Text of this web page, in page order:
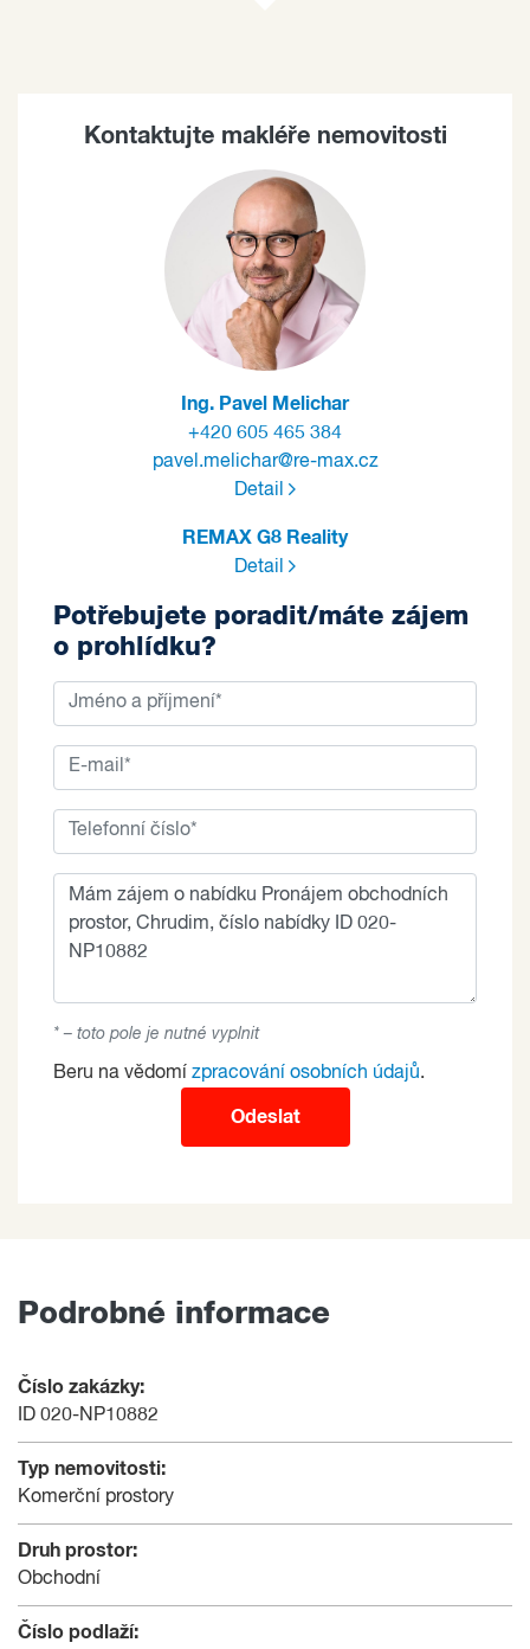
Kontaktujte makléře nemovitosti
Ing. Pavel Melichar
+420 605 465 384
pavel.melichar@re-max.cz
Detail
REMAX G8 Reality
Detail
Potřebujete poradit/máte zájem
o prohlídku?
* – toto pole je nutné vyplnit
Beru na vědomí zpracování osobních údajů.
Odeslat
Podrobné informace
Číslo zakázky:
ID 020-NP10882
Typ nemovitosti:
Komerční prostory
Druh prostor:
Obchodní
Číslo podlaží: